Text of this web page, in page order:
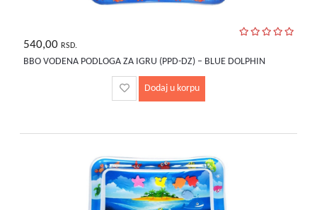
540,00 RSD.
BBO VODENA PODLOGA ZA IGRU (PPD-DZ) – BLUE DOLPHIN
Dodaj u korpu